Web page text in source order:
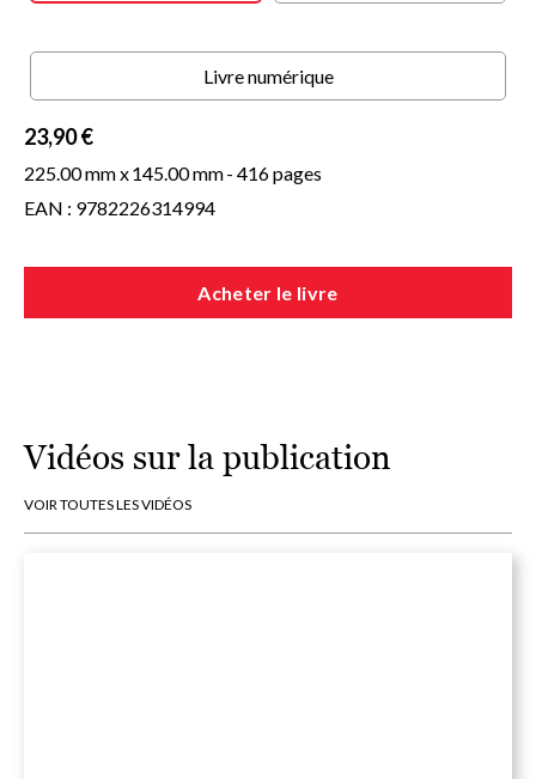
Livre numérique
23,90 €
225.00 mm x145.00 mm- 416 pages
EAN : 9782226314994
Acheter le livre
Vidéos sur la publication
VOIR TOUTES LES VIDÉOS